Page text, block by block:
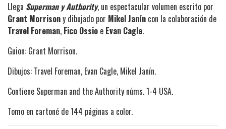
Llega Superman y Authority, un espectacular volumen escrito por
Grant Morrisony dibujado por Mikel Janín con la colaboración de
Travel Foreman, Fico Ossio e Evan Cagle.
Guion: Grant Morrison.
Dibujos: Travel Foreman, Evan Cagle, Mikel Janín.
Contiene Superman and the Authority núms. 1-4 USA.
Tomo en cartoné de 144 páginas a color.